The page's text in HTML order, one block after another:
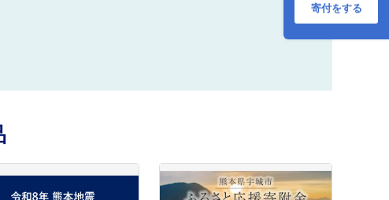
バッグ ナイロン
[0767]
寄付をする